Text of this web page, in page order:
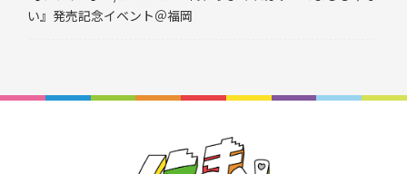
い』発売記念イベント＠福岡